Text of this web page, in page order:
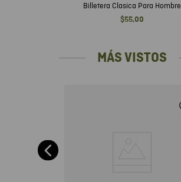
Billetera Clasica Para Hombre
$55,00
MÁS VISTOS